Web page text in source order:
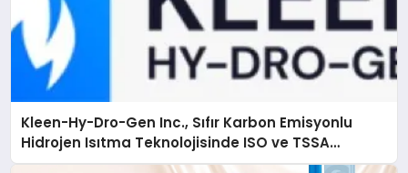
Kleen-Hy-Dro-Gen Inc., Sıfır Karbon Emisyonlu
Hidrojen Isıtma Teknolojisinde ISO ve TSSA
Düzenleyici Onaylarını Aldı